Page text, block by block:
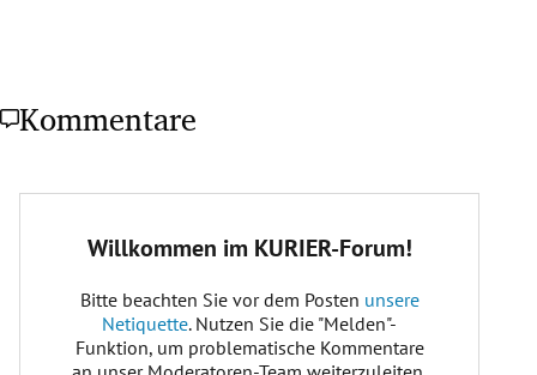
Kommentare